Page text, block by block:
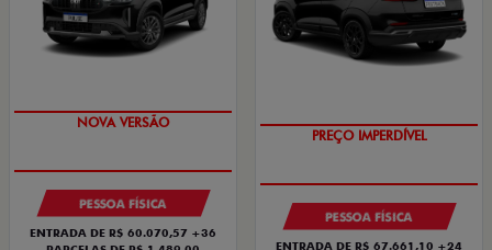
PREÇO IMPERDÍVEL
PESSOA FÍSICA
ENTRADA DE R$ 60.070,57 +36
PESSOA FÍSICA
ENTRADA DE R$ 67.661,10 +24